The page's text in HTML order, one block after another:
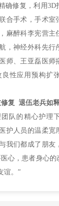
确修复，利用3D
合手术，手术室
麻醉科李宪营主
，神经外科先行
师、王亚磊医师
性应用预构扩
复 退伍老兵如
队的精心护理
护人员的温柔宽
我们都成了朋友
心，患者身心
谊。”